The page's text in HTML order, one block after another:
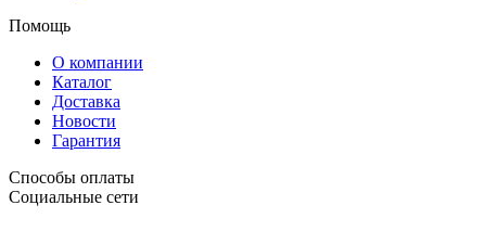
Помощь
О компании
Каталог
Доставка
Новости
Гарантия
Способы оплаты
Социальные сети